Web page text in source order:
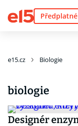
Předplatné
e15.cz Biologie
biologie
Designér